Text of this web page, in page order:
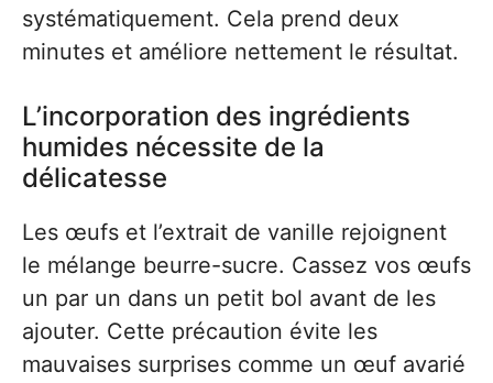
systématiquement. Cela prend deux
minutes et améliore nettement le résultat.
L’incorporation des ingrédients
humides nécessite de la
délicatesse
Les œufs et l’extrait de vanille rejoignent
le mélange beurre-sucre. Cassez vos œufs
un par un dans un petit bol avant de les
ajouter. Cette précaution évite les
mauvaises surprises comme un œuf avarié